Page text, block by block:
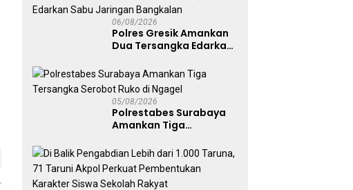
Pengelolaan Limbah
Berjalan Optimal
06/08/2026
Polres Gresik Amankan
Dua Tersangka Edarkan
Bangkalan
05/08/2026
Polrestabes Surabaya
Amankan Tiga
Ruko di Ngagel